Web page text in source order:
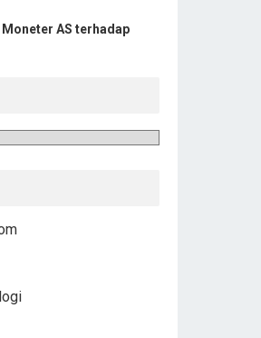
AS terhadap